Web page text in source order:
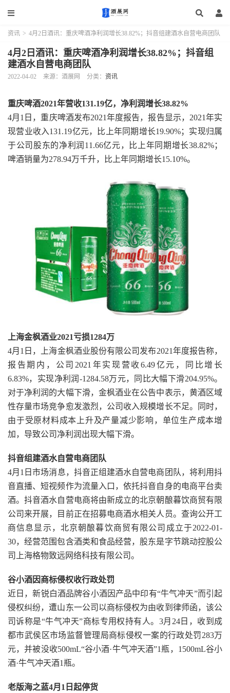
资讯 > 4月2日酒讯：重庆啤酒净利润增长38.82%；抖音组建酒水自营电商团队
4月2日酒讯：重庆啤酒净利润增长38.82%；抖音组
建酒水自营电商团队
2022-04-02 来源：酒展网 分类： 资讯
重庆啤酒2021年营收131.19亿，净利润增长38.82%
4月1日，重庆啤酒发布2021年度报告，报告显示，2021年实
现营业收入131.19亿元，比上年同期增长19.90%；实现归属
于公司股东的净利润11.66亿元，比上年同期增长38.82%；
啤酒销量为278.94万千升，比上年同期增长15.10%。
上海金枫酒业2021亏损1284万
4月1日，上海金枫酒业股份有限公司发布2021年度报告称，
报告期内，公司2021年实现营收6.49亿元，同比增长
6.83%，实现净利润-1284.58万元，同比大幅下滑204.95%。
对于净利润的大幅下滑，金枫酒业在公告中表示，黄酒区域
性存量市场竞争愈发激烈，公司收入规模增长不足。同时，
由于受原材料成本上升及产量减少影响，单位生产成本增
加，导致公司净利润出现大幅下滑。
抖音组建酒水自营电商团队
4月1日市场消息，抖音正组建酒水自营电商团队，将利用抖
音直播、短视频作为流量入口，依托抖音自身的电商平台卖
酒。抖音酒水自营电商将由新成立的北京朝酿暮饮商贸有限
公司来开展，目前正在招募电商酒水相关人员。查询公开工
商信息显示，北京朝酿暮饮商贸有限公司成立于2022-01-
30，经营范围包含酒类和食品经营，股东是字节跳动控股公
司上海格物致远网络科技有限公司。
谷小酒因商标侵权收行政处罚
近日，新锐白酒品牌谷小酒因产品中印有“牛气冲天”而引起
侵权纠纷，遭山东一公司以商标侵权为由收到律师函，该公
司诉称是“牛气冲天”商标专用权持有人。3月24日，收到成
都市武侯区市场监督管理局商标侵权一案的行政处罚283万
元，并被没收500mL“谷小酒·牛气冲天酒”1瓶，1500mL谷小
酒·牛气冲天酒1瓶。
老版海之蓝4月1日起停货